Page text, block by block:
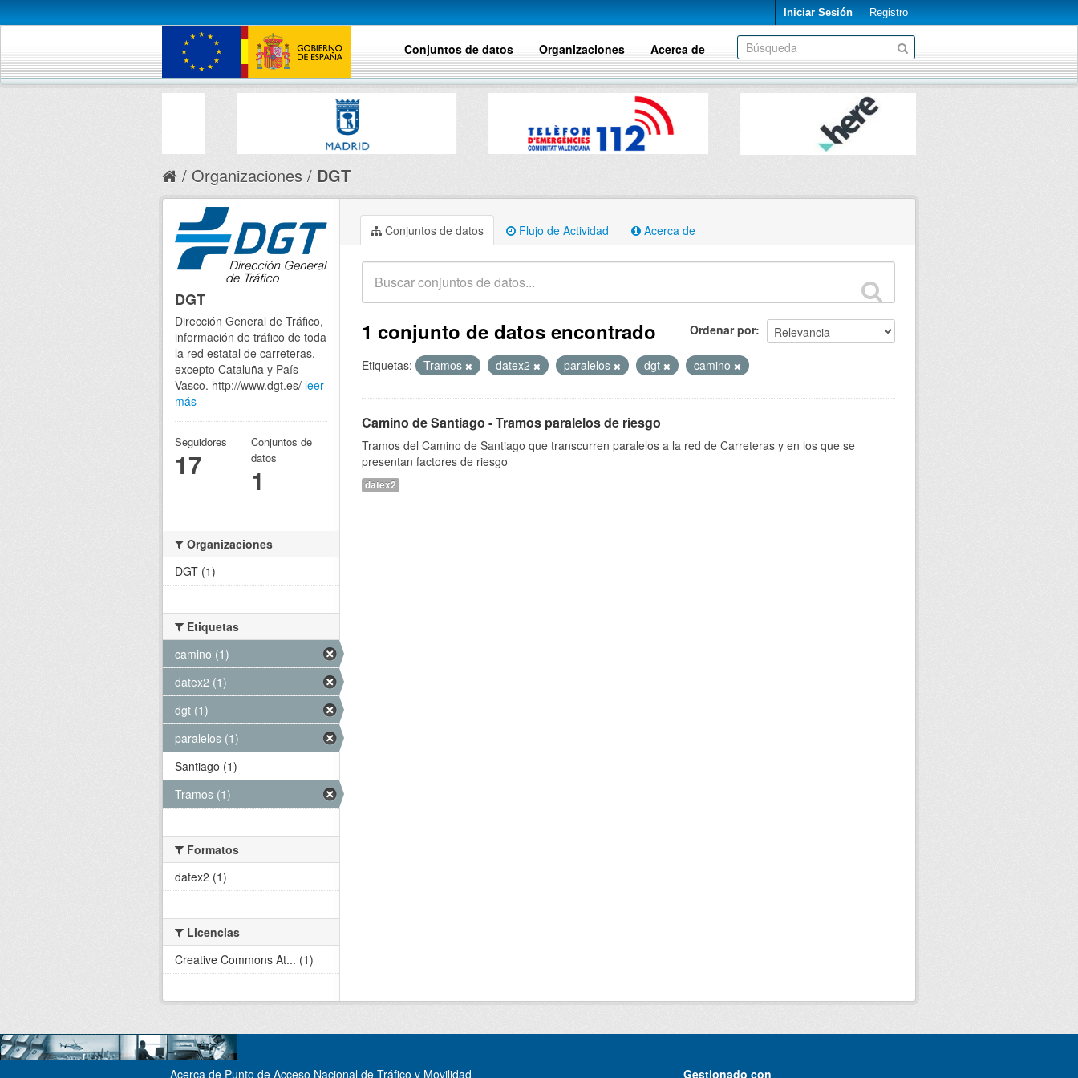
Iniciar Sesión Registro
Conjuntos de datos Organizaciones Acerca de
Organizaciones DGT
Conjuntos de datos Flujo de Actividad Acerca de
Ordenar por
1 conjunto de datos encontrado
Etiquetas: Tramos datex2 paralelos dgt camino
Camino de Santiago - Tramos paralelos de riesgo
Tramos del Camino de Santiago que transcurren paralelos a la red de Carreteras y en los que se
presentan factores de riesgo
datex2
DGT
Dirección General de Tráfico,
información de tráfico de toda
la red estatal de carreteras,
excepto Cataluña y País
Vasco. http://www.dgt.es/ leer
más
Seguidores
17
Conjuntos de
datos
1
Organizaciones
DGT (1)
Etiquetas
camino (1)
datex2 (1)
dgt (1)
paralelos (1)
Santiago (1)
Tramos (1)
Formatos
datex2 (1)
Licencias
Creative Commons At... (1)
Acerca de Punto de Acceso Nacional de Tráfico y Movilidad Gestionado con